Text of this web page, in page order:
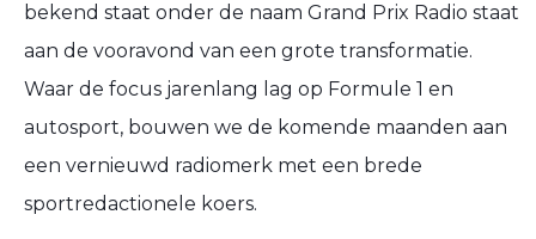
bekend staat onder de naam Grand Prix Radio staat
aan de vooravond van een grote transformatie.
Waar de focus jarenlang lag op Formule 1 en
autosport, bouwen we de komende maanden aan
een vernieuwd radiomerk met een brede
sportredactionele koers.